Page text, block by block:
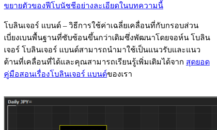
ขยายตัวของฟีโบนัชชีอย่างละเอียดในบทความนี้
โบลินเจอร์ แบนด์ – วิธีการใช้ค่าเฉลี่ยเคลื่อนที่กับกรอบส่วน
เบี่ยงเบนพื้นฐานที่ซับซ้อนขึ้นกว่าเดิมซึ่งพัฒนาโดยจอห์น โบลิน
เจอร์ โบลินเจอร์ แบนด์สามารถนำมาใช้เป็นแนวรับและแนว
ต้านที่เคลื่อนที่ได้และคุณสามารถเรียนรู้เพิ่มเติมได้จาก สุดยอด
คู่มือสอนเรื่องโบลินเจอร์ แบนด์ของเรา